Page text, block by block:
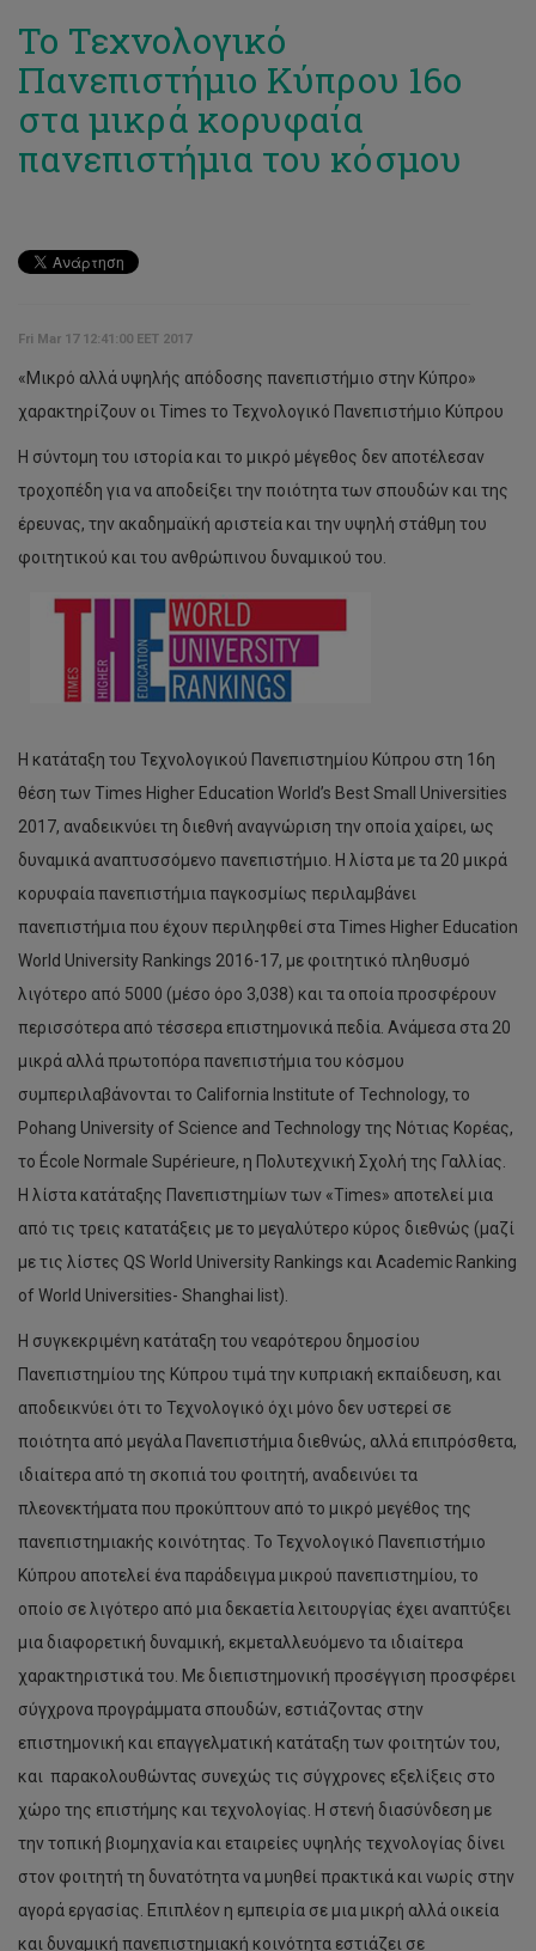
Το Τεχνολογικό
Πανεπιστήμιο Κύπρου 16ο
στα μικρά κορυφαία
πανεπιστήμια του κόσμου
Fri Mar 17 12:41:00 EET 2017
«Μικρό αλλά υψηλής απόδοσης πανεπιστήμιο στην Κύπρο»
χαρακτηρίζουν οι Times το Τεχνολογικό Πανεπιστήμιο Κύπρου
H σύντομη του ιστορία και το μικρό μέγεθος δεν αποτέλεσαν
τροχοπέδη για να αποδείξει την ποιότητα των σπουδών και της
έρευνας, την ακαδημαϊκή αριστεία και την υψηλή στάθμη του
φοιτητικού και του ανθρώπινου δυναμικού του.
Η κατάταξη του Τεχνολογικού Πανεπιστημίου Κύπρου στη 16η
θέση των Times Higher Education World’s Best Small Universities
2017, αναδεικνύει τη διεθνή αναγνώριση την οποία χαίρει, ως
δυναμικά αναπτυσσόμενο πανεπιστήμιο. Η λίστα με τα 20 μικρά
κορυφαία πανεπιστήμια παγκοσμίως περιλαμβάνει
πανεπιστήμια που έχουν περιληφθεί στα Times Higher Education
World University Rankings 2016-17, με φοιτητικό πληθυσμό
λιγότερο από 5000 (μέσο όρο 3,038) και τα οποία προσφέρουν
περισσότερα από τέσσερα επιστημονικά πεδία. Ανάμεσα στα 20
μικρά αλλά πρωτοπόρα πανεπιστήμια του κόσμου
συμπεριλαβάνονται το California Institute of Technology, το
Pohang University of Science and Technology της Νότιας Κορέας,
το École Normale Supérieure, η Πολυτεχνική Σχολή της Γαλλίας.
Η λίστα κατάταξης Πανεπιστημίων των «Times» αποτελεί μια
από τις τρεις κατατάξεις με το μεγαλύτερο κύρος διεθνώς (μαζί
με τις λίστες QS World University Rankings και Academic Ranking
of World Universities- Shanghai list).
Η συγκεκριμένη κατάταξη του νεαρότερου δημοσίου
Πανεπιστημίου της Κύπρου τιμά την κυπριακή εκπαίδευση, και
αποδεικνύει ότι το Τεχνολογικό όχι μόνο δεν υστερεί σε
ποιότητα από μεγάλα Πανεπιστήμια διεθνώς, αλλά επιπρόσθετα,
ιδιαίτερα από τη σκοπιά του φοιτητή, αναδεινύει τα
πλεονεκτήματα που προκύπτουν από το μικρό μεγέθος της
πανεπιστημιακής κοινότητας. Το Τεχνολογικό Πανεπιστήμιο
Κύπρου αποτελεί ένα παράδειγμα μικρού πανεπιστημίου, το
οποίο σε λιγότερο από μια δεκαετία λειτουργίας έχει αναπτύξει
μια διαφορετική δυναμική, εκμεταλλευόμενο τα ιδιαίτερα
χαρακτηριστικά του. Με διεπιστημονική προσέγγιση προσφέρει
σύγχρονα προγράμματα σπουδών, εστιάζοντας στην
επιστημονική και επαγγελματική κατάταξη των φοιτητών του,
και παρακολουθώντας συνεχώς τις σύγχρονες εξελίξεις στο
χώρο της επιστήμης και τεχνολογίας. Η στενή διασύνδεση με
την τοπική βιομηχανία και εταιρείες υψηλής τεχνολογίας δίνει
στον φοιτητή τη δυνατότητα να μυηθεί πρακτικά και νωρίς στην
αγορά εργασίας. Επιπλέον η εμπειρία σε μια μικρή αλλά οικεία
και δυναμική πανεπιστημιακή κοινότητα εστιάζει σε